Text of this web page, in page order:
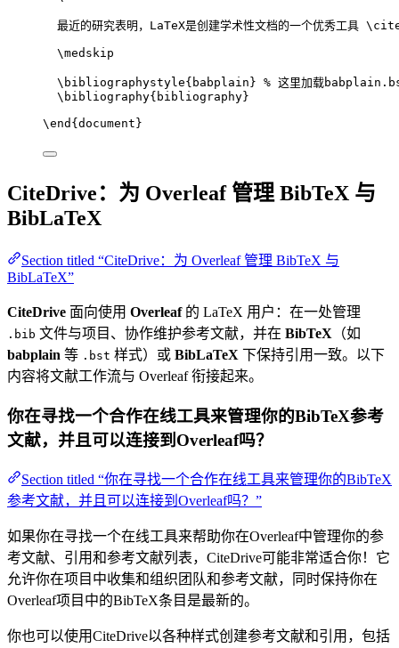
最近的研究表明，LaTeX是创建学术性文档的一个优秀工具
\medskip
\bibliographystyle{babplain} % 这里加载
\bibliography{bibliography}
\end { document }
CiteDrive：为 Overleaf 管理 BibTeX 与
BibLaTeX
Section titled “CiteDrive：为 Overleaf 管理 BibTeX 与
BibLaTeX”
CiteDrive 面向使用 Overleaf的 LaTeX 用户：在一处管理
.bib 文件与项目、协作维护参考文献，并在 BibTeX （如
babplain 等 .bst 样式）或 BibLaTeX 下保持引用一致。以下
内容将文献工作流与 Overleaf 衔接起来。
你在寻找一个合作在线工具来管理你的BibTeX参考
文献，并且可以连接到Overleaf吗？
Section titled “你在寻找一个合作在线工具来管理你的BibTeX
参考文献，并且可以连接到Overleaf吗？”
如果你在寻找一个在线工具来帮助你在Overleaf中管理你的参
考文献、引用和参考文献列表，CiteDrive可能非常适合你！它
允许你在项目中收集和组织团队和参考文献，同时保持你在
Overleaf项目中的BibTeX条目是最新的。
你也可以使用CiteDrive以各种样式创建参考文献和引用，包括